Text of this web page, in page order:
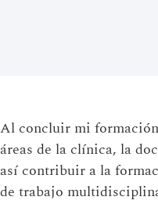
Al concluir mi
áreas de la clínica, la
así contribuir a la
de trabajo